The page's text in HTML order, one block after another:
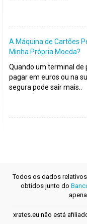
A Máquina de Cartões
Minha Própria Moeda?
Quando um terminal de
pagar em euros ou na
segura pode sair mais..
Todos os dados
obtidos junto do
xrates.eu não está